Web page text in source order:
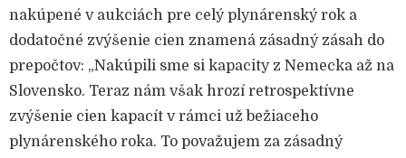
nakúpené v aukciách pre celý plynárenský rok a
dodatočné zvýšenie cien znamená zásadný zásah do
prepočtov: „Nakúpili sme si kapacity z Nemecka až na
Slovensko. Teraz nám však hrozí retrospektívne
zvýšenie cien kapacít v rámci už bežiaceho
plynárenského roka. To považujem za zásadný